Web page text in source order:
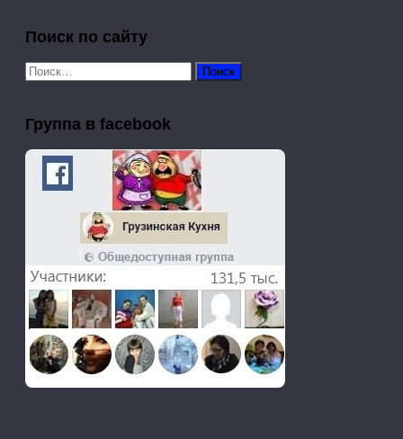
Поиск по сайту
Найти:
Группа в facebook